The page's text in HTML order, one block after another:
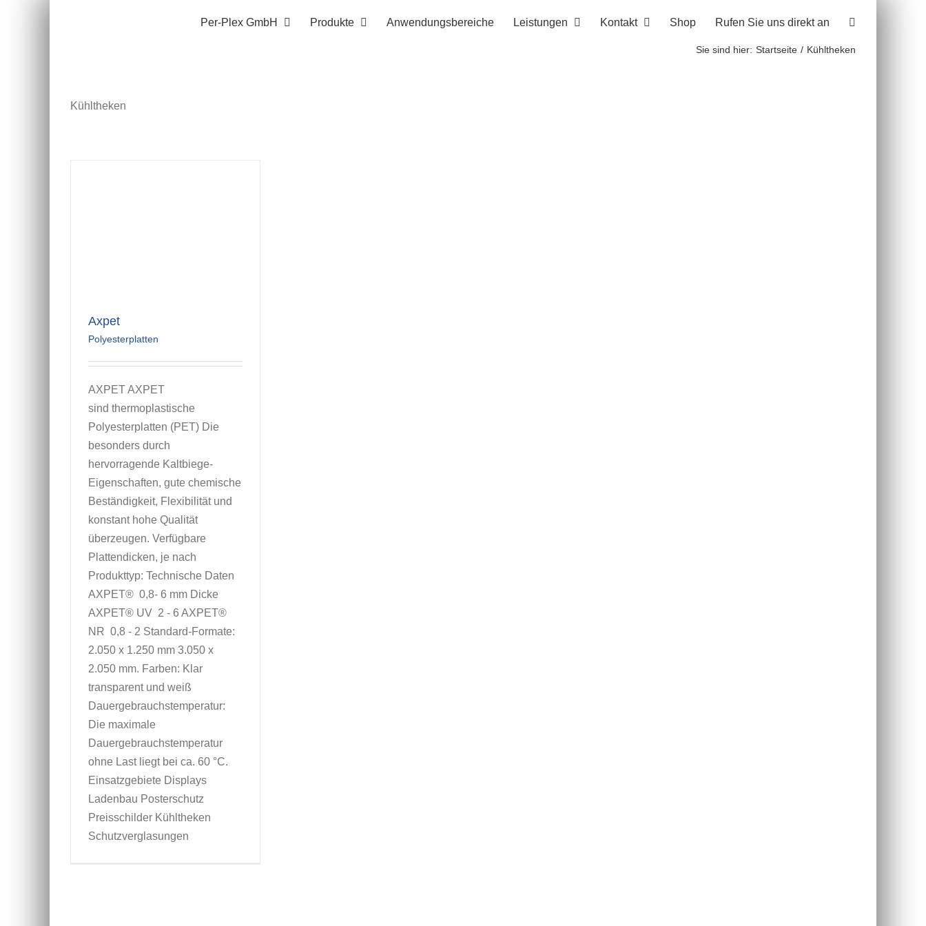
Per-Plex GmbH Produkte Anwendungsbereiche Leistungen Kontakt Shop Rufen Sie uns direkt an
Sie sind hier: Startseite Kühltheken
Kühltheken
Axpet
Polyesterplatten
AXPET AXPET
sind thermoplastische
Polyesterplatten (PET) Die
besonders durch
hervorragende Kaltbiege-
Eigenschaften, gute chemische
Beständigkeit, Flexibilität und
konstant hohe Qualität
überzeugen. Verfügbare
Plattendicken, je nach
Produkttyp: Technische Daten
AXPET® 0,8- 6 mm Dicke
AXPET® UV 2 - 6 AXPET®
NR 0,8 - 2 Standard-Formate:
2.050 x 1.250 mm 3.050 x
2.050 mm. Farben: Klar
transparent und weiß
Dauergebrauchstemperatur:
Die maximale
Dauergebrauchstemperatur
ohne Last liegt bei ca. 60 °C.
Einsatzgebiete Displays
Ladenbau Posterschutz
Preisschilder Kühltheken
Schutzverglasungen